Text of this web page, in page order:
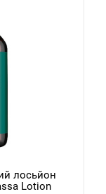
лосьйон
Lotion